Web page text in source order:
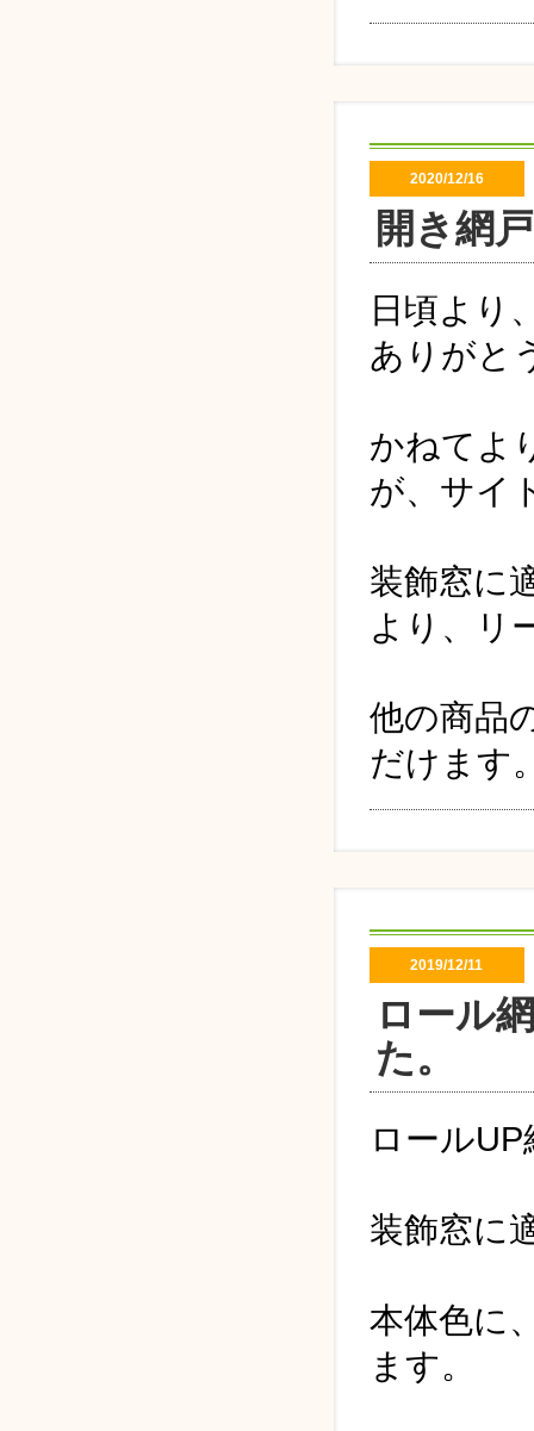
2020/12/16
開き網
日頃より
ありがと
かねてよ
が、サイ
装飾窓に
より、リ
他の商品
だけます
2019/12/11
ロール
た。
ロール
装飾窓に
本体色に
ます。